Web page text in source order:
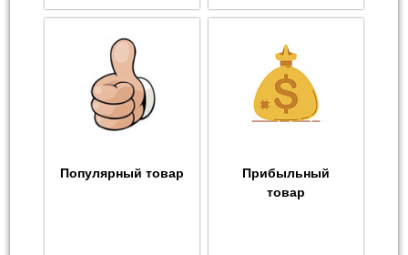
Популярный товар
Прибыльный
товар